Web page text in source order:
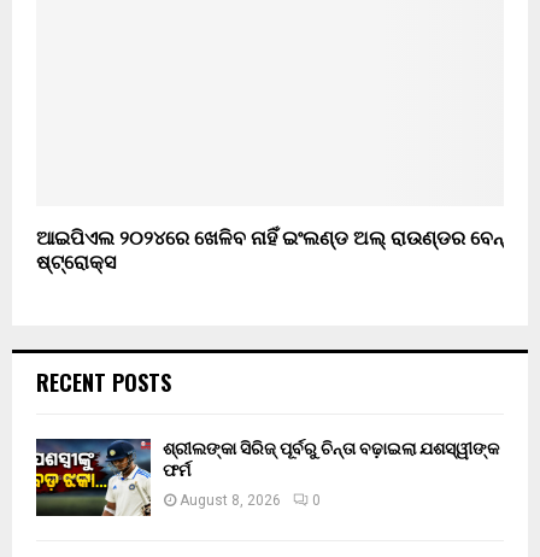
ଆଇପିଏଲ ୨୦୨୪ରେ ଖେଳିବ ନାହିଁ ଇଂଲଣ୍ଡ ଅଲ୍ ରାଉଣ୍ଡର ବେନ୍
ଷ୍ଟ୍ରୋକ୍ସ
RECENT POSTS
ଶ୍ରୀଲଙ୍କା ସିରିଜ୍ ପୂର୍ବରୁ ଚିନ୍ତା ବଢ଼ାଇଲା ଯଶସ୍ୱୀଙ୍କ
ଫର୍ମ
August 8, 2026 0